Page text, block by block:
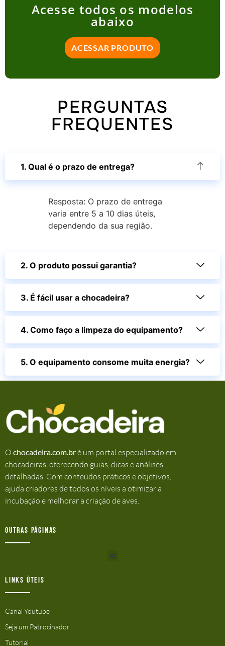
Acesse todos os modelos
abaixo
ACESSAR PRODUTO
PERGUNTAS
FREQUENTES
1. Qual é o prazo de entrega?
Resposta: O prazo de entrega
varia entre 5 a 10 dias úteis,
dependendo da sua região.
2. O produto possui garantia?
3. É fácil usar a chocadeira?
4. Como faço a limpeza do equipamento?
5. O equipamento consome muita energia?
O chocadeira.com.bré um portal especializado em
chocadeiras, oferecendo guias, dicas e análises
detalhadas. Com conteúdos práticos e objetivos,
ajuda criadores de todos os níveis a otimizar a
incubação e melhorar a criação de aves.
Outras Páginas
Links ùteis
Canal Youtube
Seja um Patrocinador
Tutorial